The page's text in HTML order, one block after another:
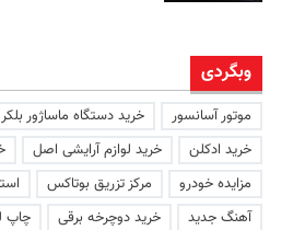
وبگردی
موتور آسانسور خرید دستگاه ماساژور بلکر
خرید ادکلن
خرید لوازم آرایشی اصل
مزایده خودرو
مرکز تزریق بوتاکس
آهنگ جدید
خرید دوچرخه برقی چاپ